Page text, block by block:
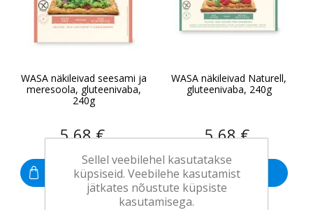
WASA näkileivad seesami ja
meresoola, gluteenivaba,
240g
5,68 €
Osta
WASA näkileivad Naturell,
gluteenivaba, 240g
5,68 €
Osta
Sellel veebilehel kasutatakse
küpsiseid. Veebilehe kasutamist
jätkates nõustute küpsiste
kasutamisega.